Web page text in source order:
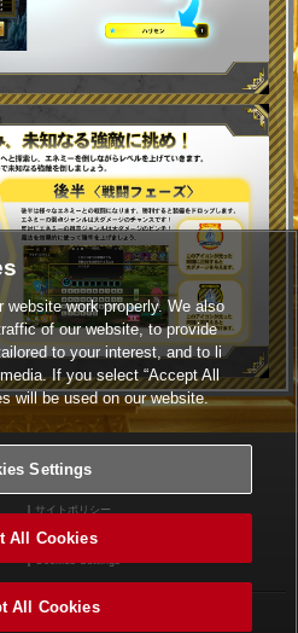
サイトポリシー
お問い合わせ
Arcade Games
work properly. We also
of our website, to provide
to your interest, and to li
If you select “Accept All
will be used on our website.
Settings
All Cookies
All Cookies